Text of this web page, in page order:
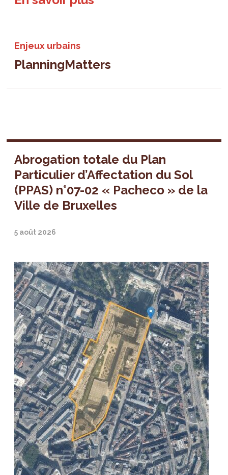
Enjeux urbains
PlanningMatters
Abrogation totale du Plan
Particulier d’Affectation du Sol
(PPAS) n°07-02 « Pacheco » de la
Ville de Bruxelles
5 août 2026